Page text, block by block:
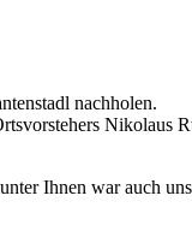
nachholen.
Nikolaus
Ihnen war auch